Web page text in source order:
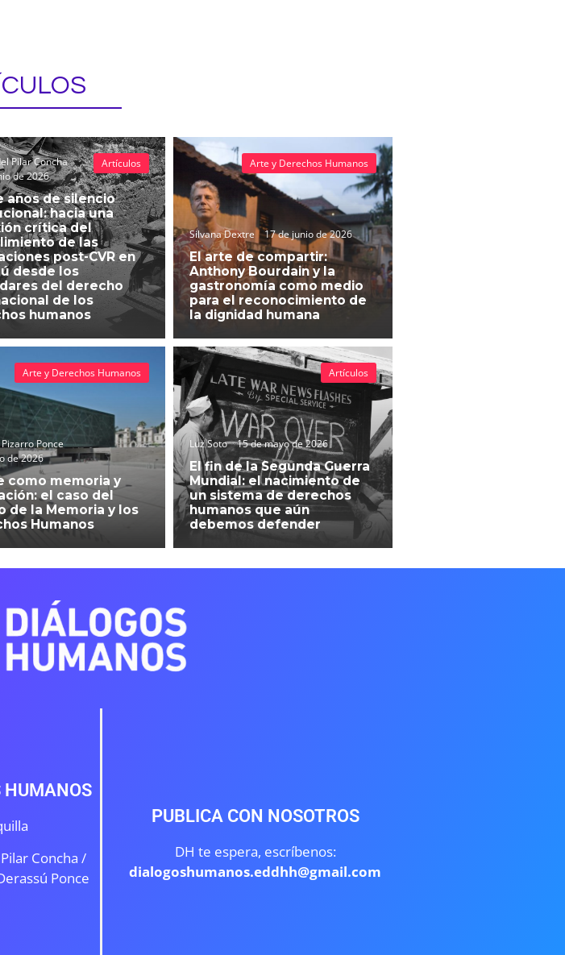
Pilar Concha
de 2026
años de silencio
hacia una
crítica del
de las
post-CVR en
desde los
del derecho
de los
humanos
Artículos
Silvana Dextre 17 de junio de 2026
El arte de compartir:
Anthony Bourdain y la
gastronomía como medio
para el reconocimiento de
la dignidad humana
Arte y Derechos Humanos
Ponce
de 2026
como memoria y
el caso del
de la Memoria y los
Humanos
Arte y Derechos Humanos
Luz Soto 15 de mayo de 2026
El fin de la Segunda Guerra
Mundial: el nacimiento de
un sistema de derechos
humanos que aún
debemos defender
Artículos
HUMANOS
Concha /
Ponce
PUBLICA CON NOSOTROS
DH te espera, escríbenos:
dialogoshumanos.eddhh@gmail.com